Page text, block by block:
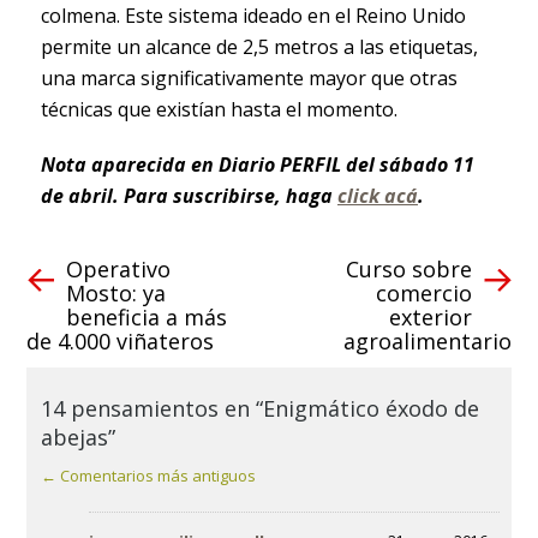
colmena. Este sistema ideado en el Reino Unido
permite un alcance de 2,5 metros a las etiquetas,
una marca significativamente mayor que otras
técnicas que existían hasta el momento.
Nota aparecida en Diario PERFIL del sábado 11
de abril. Para suscribirse, hagaclick acá.
Operativo
Mosto: ya
beneficia a más
de 4.000 viñateros
Curso sobre
comercio
exterior
agroalimentario
14 pensamientos en “Enigmático éxodo de
abejas”
← Comentarios más antiguos